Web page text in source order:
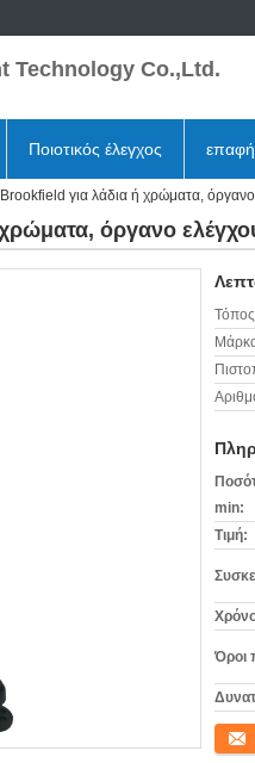
Technology Co.,Ltd.
Ποιοτικός έλεγχος επαφή
για λάδια ή χρώματα, όργανο
όργανο
min:
Τιμή:
Όροι